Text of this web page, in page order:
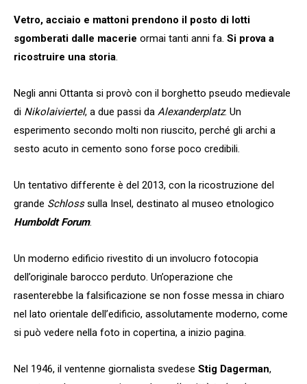
Vetro, acciaio e mattoni prendono il posto di lotti
sgomberati dalle macerie ormai tanti anni fa. Si prova a
ricostruire una storia.
Negli anni Ottanta si provò con il borghetto pseudo medievale
di Nikolaiviertel, a due passi da Alexanderplatz. Un
esperimento secondo molti non riuscito, perché gli archi a
sesto acuto in cemento sono forse poco credibili.
Un tentativo differente è del 2013, con la ricostruzione del
grande Schlosssulla Insel, destinato al museo etnologico
Humboldt Forum.
Un moderno edificio rivestito di un involucro fotocopia
dell’originale barocco perduto. Un’operazione che
rasenterebbe la falsificazione se non fosse messa in chiaro
nel lato orientale dell’edificio, assolutamente moderno, come
si può vedere nella foto in copertina, a inizio pagina.
Nel 1946, il ventenne giornalista svedese Stig Dagerman,